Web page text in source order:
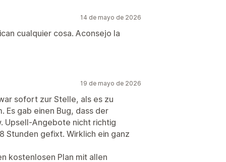
14 de mayo de 2026
cualquier cosa. Aconsejo la
19 de mayo de 2026
sofort zur Stelle, als es zu
Es gab einen Bug, dass der
Upsell-Angebote nicht richtig
Stunden gefixt. Wirklich ein ganz
kostenlosen Plan mit allen